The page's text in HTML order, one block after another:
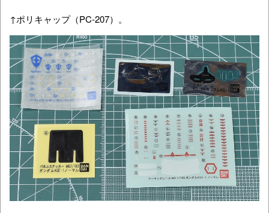
↑ポリキャップ（PC-207）。